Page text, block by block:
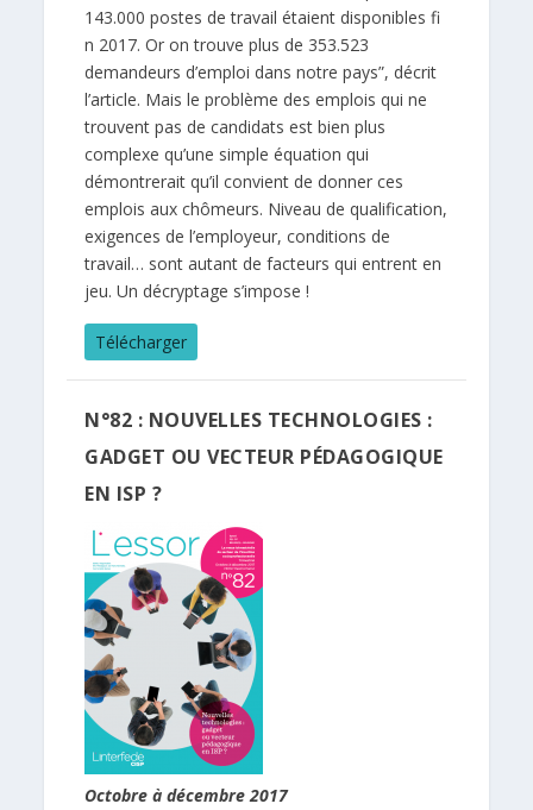
143.000 postes de travail étaient disponibles fi
n 2017. Or on trouve plus de 353.523
demandeurs d’emploi dans notre pays”, décrit
l’article. Mais le problème des emplois qui ne
trouvent pas de candidats est bien plus
complexe qu’une simple équation qui
démontrerait qu’il convient de donner ces
emplois aux chômeurs. Niveau de qualification,
exigences de l’employeur, conditions de
travail… sont autant de facteurs qui entrent en
jeu. Un décryptage s’impose !
Télécharger
N°82 : NOUVELLES TECHNOLOGIES :
GADGET OU VECTEUR PÉDAGOGIQUE
EN ISP ?
Octobre à décembre 2017